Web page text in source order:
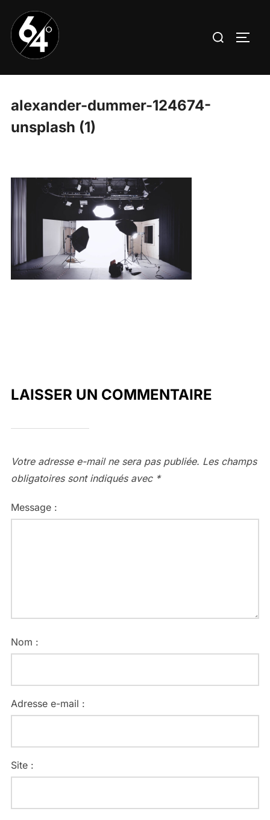
contenu
Rechercher :
alexander-dummer-124674-
unsplash (1)
LAISSER UN COMMENTAIRE
Votre adresse e-mail ne sera pas publiée. Les champs
obligatoires sont indiqués avec *
Message :
Nom :
Adresse e-mail :
Site :